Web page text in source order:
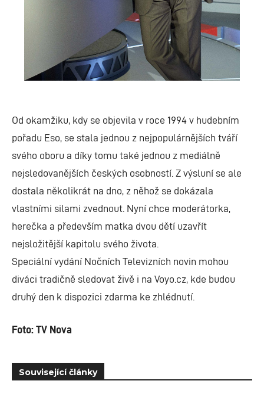
Od okamžiku, kdy se objevila v roce 1994 v hudebním
pořadu Eso, se stala jednou z nejpopulárnějších tváří
svého oboru a díky tomu také jednou z mediálně
nejsledovanějších českých osobností. Z výsluní se ale
dostala několikrát na dno, z něhož se dokázala
vlastními silami zvednout. Nyní chce moderátorka,
herečka a především matka dvou dětí uzavřít
nejsložitější kapitolu svého života.
Speciální vydání Nočních Televizních novin mohou
diváci tradičně sledovat živě i na Voyo.cz, kde budou
druhý den k dispozici zdarma ke zhlédnutí.
Foto: TV Nova
Související články